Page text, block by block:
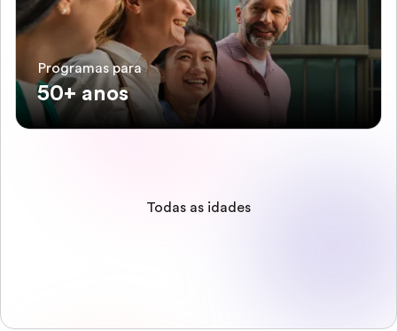
Programas para
50+ anos
Todas as idades